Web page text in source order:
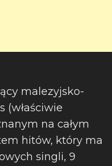
malezyjsko-
(właściwie
na całym
hitów, który ma
singli, 9